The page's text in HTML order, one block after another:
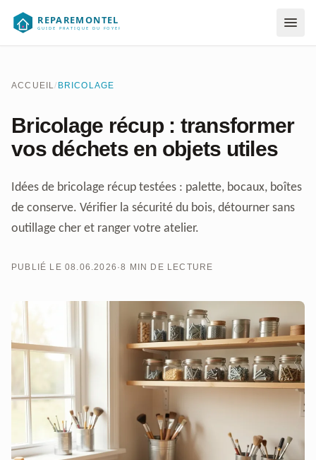
ACCUEIL/ BRICOLAGE
Bricolage récup : transformer
vos déchets en objets utiles
Idées de bricolage récup testées : palette, bocaux, boîtes
de conserve. Vérifier la sécurité du bois, détourner sans
outillage cher et ranger votre atelier.
PUBLIÉ LE 08.06.2026 ·8 MIN DE LECTURE